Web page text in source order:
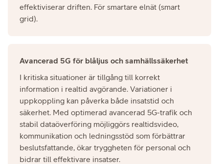
effektiviserar driften. För smartare elnät (smart
grid).​
Avancerad 5G för blåljus och samhällssäkerhet
I kritiska situationer är tillgång till korrekt
information i realtid avgörande. Variationer i
uppkoppling kan påverka både insatstid och
säkerhet. Med optimerad avancerad 5G-trafik och
stabil dataöverföring möjliggörs realtidsvideo,
kommunikation och ledningsstöd som förbättrar
beslutsfattande, ökar tryggheten för personal och
bidrar till effektivare insatser.​